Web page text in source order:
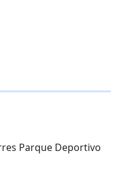
Parque Deportivo